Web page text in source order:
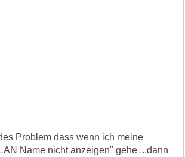
Problem dass wenn ich meine
Name nicht anzeigen" gehe ...dann